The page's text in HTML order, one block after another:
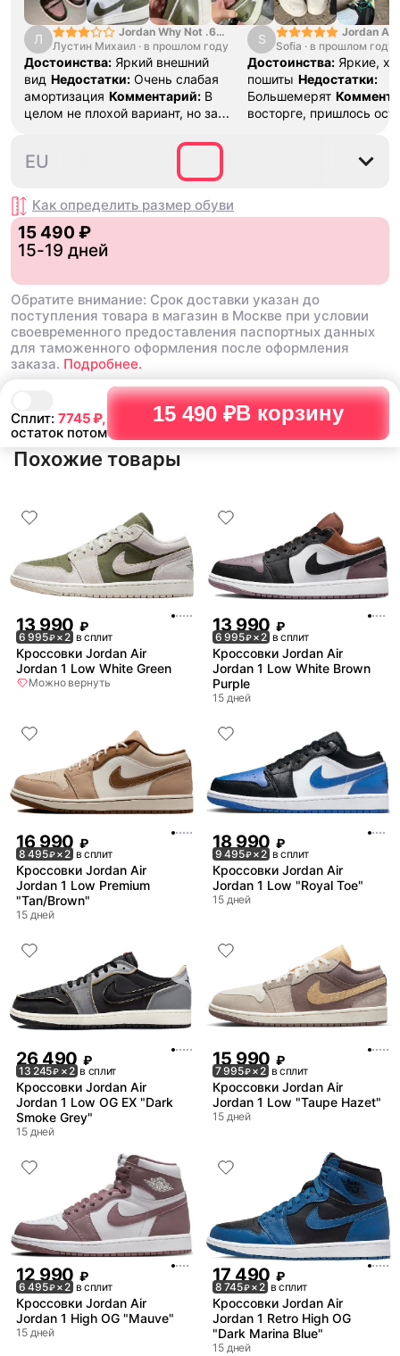
Сплит: 7745₽,
остаток потом
15 490 ₽В корзину
снова и советовать знакомым,
кому также важна оригинальность
качественной обуви
Л
Jordan Why Not .6
"Bright Crimson" PF
Лустин Михаил · в прошлом году
Достоинства: Яркий внешний
вид Недостатки: Очень слабая
амортизация Комментарий: В
целом не плохой вариант, но за
множество других более хороших
баскетбольных кроссовок
S
Jordan Air
SE "Turf
Sofia · в прошлом году
Достоинства: Яркие,
пошиты Недостатки:
Большемерят
восторге, пришлось
42.5
EU
Как определить размер обуви
15 490 ₽
15-19 дней
Обратите внимание: Срок доставки указан до
поступления товара в магазин в Москве при условии
своевременного предоставления паспортных данных
для таможенного оформления после оформления
заказа. Подробнее.
Похожие товары
13 990 ₽
6 995₽× 2 в сплит
Кроссовки Jordan Air
Jordan 1 Low White Green
Можно вернуть
13 990 ₽
6 995₽× 2 в сплит
Кроссовки Jordan Air
Jordan 1 Low White Brown
Purple
15 дней
16 990 ₽
8 495₽× 2 в сплит
Кроссовки Jordan Air
Jordan 1 Low Premium
"Tan/Brown"
15 дней
18 990 ₽
9 495₽× 2 в сплит
Кроссовки Jordan Air
Jordan 1 Low "Royal Toe"
15 дней
26 490 ₽
13 245₽ × 2 в сплит
Кроссовки Jordan Air
Jordan 1 Low OG EX "Dark
Smoke Grey"
15 дней
15 990 ₽
7 995₽× 2 в сплит
Кроссовки Jordan Air
Jordan 1 Low "Taupe Hazet"
15 дней
12 990 ₽
6 495₽× 2 в сплит
Кроссовки Jordan Air
Jordan 1 High OG "Mauve"
15 дней
17 490 ₽
8 745₽× 2 в сплит
Кроссовки Jordan Air
Jordan 1 Retro High OG
"Dark Marina Blue"
15 дней